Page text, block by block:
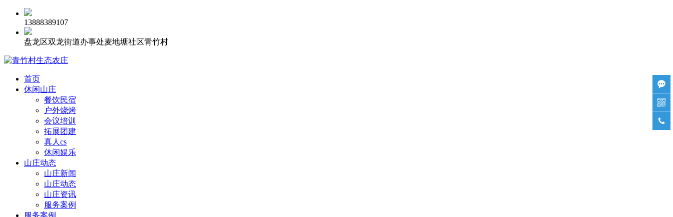
13888389107
盘龙区双龙街道办事处麦地塘社区青竹村
首页
休闲山庄
餐饮民宿
户外烧烤
会议培训
拓展团建
真人cs
休闲娱乐
山庄动态
山庄新闻
山庄动态
山庄资讯
服务案例
服务案例


